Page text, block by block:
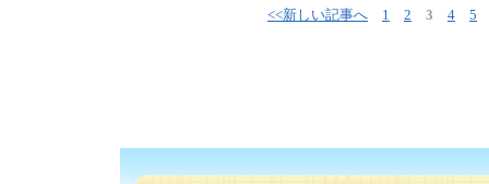
<<新しい記事へ 1 2 3 4 5